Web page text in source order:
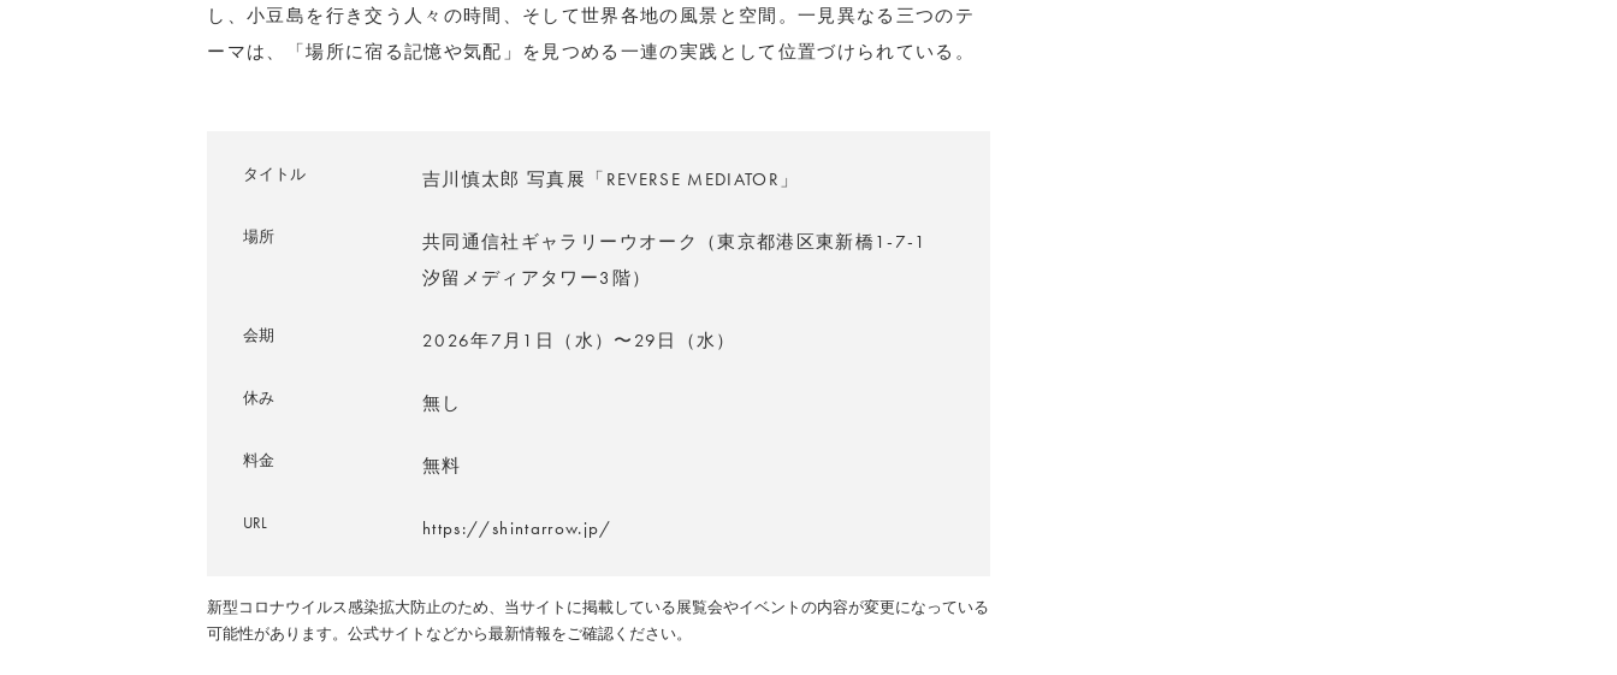
し、小豆島を行き交う人々の時間、そして世界各地の風景と空間。一見異なる三つのテ
ーマは、「場所に宿る記憶や気配」を見つめる一連の実践として位置づけられている。
タイトル 吉川慎太郎 写真展「REVERSE MEDIATOR」
場所
共同通信社ギャラリーウオーク（東京都港区東新橋1-7-1
汐留メディアタワー3階）
会期 2026年7月1日（水）〜29日（水）
休み 無し
料金 無料
URL https://shintarrow.jp/
新型コロナウイルス感染拡大防止のため、当サイトに掲載している展覧会やイベントの内容が変更になっている
可能性があります。公式サイトなどから最新情報をご確認ください。